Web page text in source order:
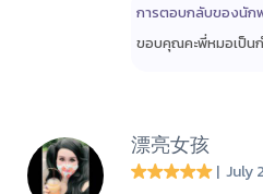
การตอบกลับของนัก
ขอบคุณคะพี่หมอเป็นก
漂亮女孩
| July